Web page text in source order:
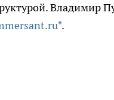
Владимир
.